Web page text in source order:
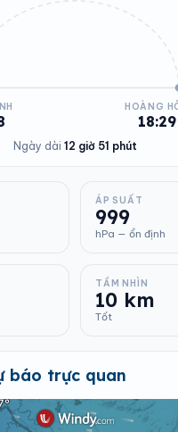
HOÀNG
18:29
Ngày dài 12 giờ 51 phút
ÁP SUẤT
999
hPa — ổn định
TẦM NHÌN
10 km
Tốt
báo trực quan